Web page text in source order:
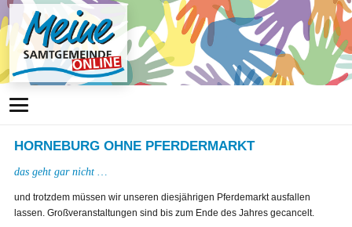
HORNEBURG OHNE PFERDERMARKT
das geht gar nicht …
und trotzdem müssen wir unseren diesjährigen Pferdemarkt ausfallen
lassen. Großveranstaltungen sind bis zum Ende des Jahres gecancelt.